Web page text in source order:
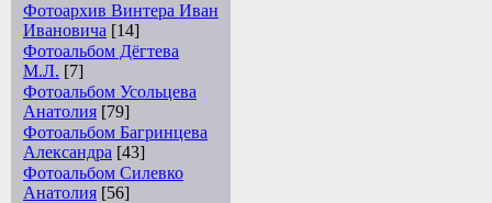
Фотоархив Винтера Иван
Ивановича [14]
Фотоальбом Дёгтева
М.Л. [7]
Фотоальбом Усольцева
Анатолия [79]
Фотоальбом Багринцева
Александра [43]
Фотоальбом Силевко
Анатолия [56]